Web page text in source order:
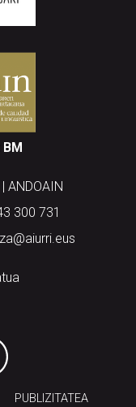
ANDOAIN
300 731
PUBLIZITATEA